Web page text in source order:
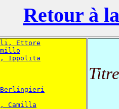
Retour à
Ettore
Ippolita
Camilla